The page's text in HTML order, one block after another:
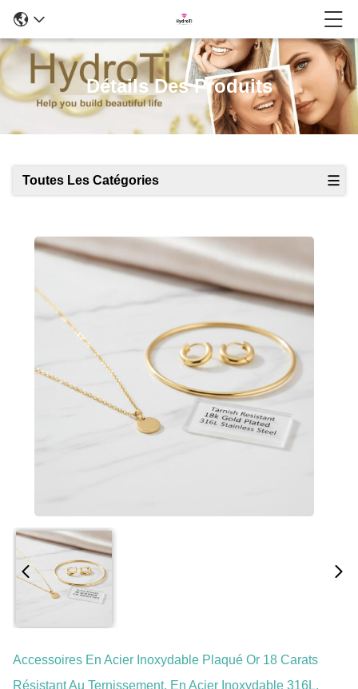
Détails Des Produits
Toutes Les Catégories
Accessoires En Acier Inoxydable Plaqué Or 18 Carats
Résistant Au Ternissement, En Acier Inoxydable 316L,